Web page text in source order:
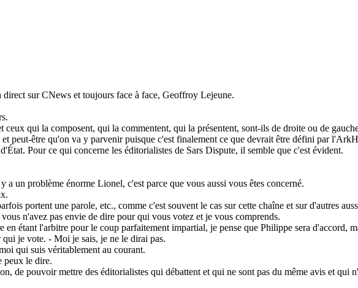
sur CNews et toujours face à face, Geoffroy Lejeune.
qui la composent, qui la commentent, qui la présentent, sont-ils de droite ou de
peut-être qu'on va y parvenir puisque c'est finalement ce que devrait être défini par
Pour ce qui concerne les éditorialistes de Sars Dispute, il semble que c'est évident.
un problème énorme Lionel, c'est parce que vous aussi vous êtes concerné.
portent une parole, etc., comme c'est souvent le cas sur cette chaîne et sur d'autres
n'avez pas envie de dire pour qui vous votez et je vous comprends.
étant l'arbitre pour le coup parfaitement impartial, je pense que Philippe sera d'accord,
je vote. - Moi je sais, je ne le dirai pas.
qui suis véritablement au courant.
peux le dire.
de pouvoir mettre des éditorialistes qui débattent et qui ne sont pas du même avis et qui